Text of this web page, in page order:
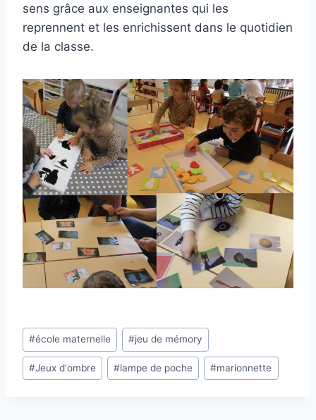
sens grâce aux enseignantes qui les
reprennent et les enrichissent dans le quotidien
de la classe.
Étiquettes
de
la
#école maternelle #jeu de mémory
#Jeux d'ombre #lampe de poche #marionnette